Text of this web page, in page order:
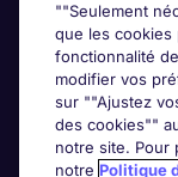
""Seulement
que les cookies
fonctionnalité
modifier vos
sur ""Ajustez
des cookies""
notre site. Pour
notre Politique